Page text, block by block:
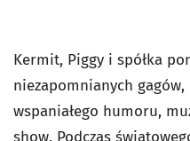
Kermit, Piggy i spółka
niezapomnianych
wspaniałego humoru,
show. Podczas